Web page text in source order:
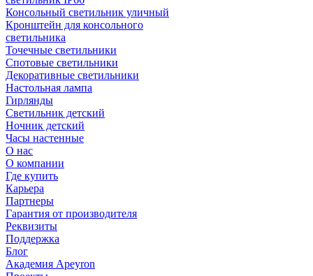
Консольный светильник уличный
Кронштейн для консольного
светильника
Точечные светильники
Спотовые светильники
Декоративные светильники
Настольная лампа
Гирлянды
Светильник детский
Ночник детский
Часы настенные
О нас
О компании
Где купить
Карьера
Партнеры
Гарантия от производителя
Реквизиты
Поддержка
Блог
Академия Apeyron